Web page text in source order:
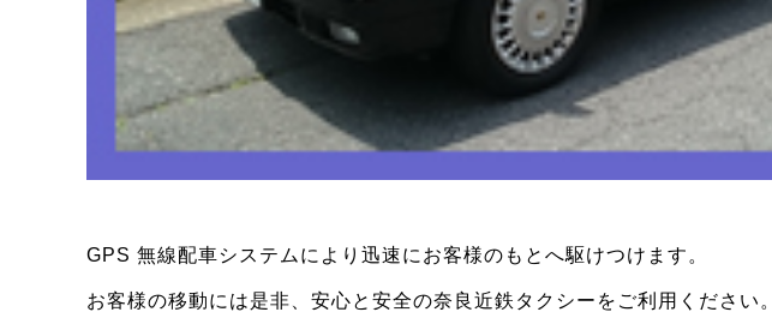
GPS 無線配車システムにより迅速にお客様のもとへ駆けつけます。
お客様の移動には是非、安心と安全の奈良近鉄タクシーをご利用ください。